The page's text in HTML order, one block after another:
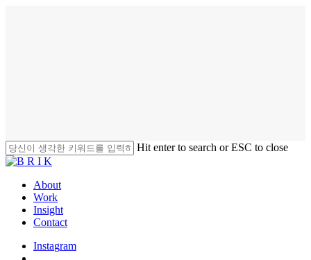
Hit enter to search or ESC to close
Close
search
Menu
About
Work
Insight
Contact
Instagram